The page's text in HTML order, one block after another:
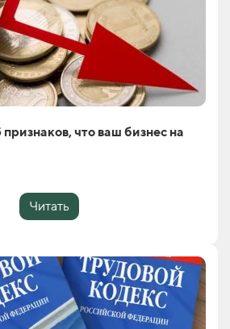
что ваш бизнес на
Читать